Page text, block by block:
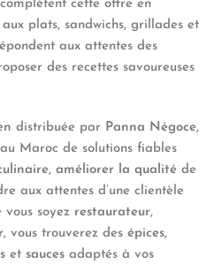
complètent cette offre en
plats, sandwichs, grillades et
aux attentes des
des recettes savoureuses
distribuée par Panna Négoce,
Maroc de solutions fiables
, améliorer la qualité de
aux attentes d’une clientèle
vous soyez restaurateur,
, vous trouverez des épices,
et sauces adaptés à vos